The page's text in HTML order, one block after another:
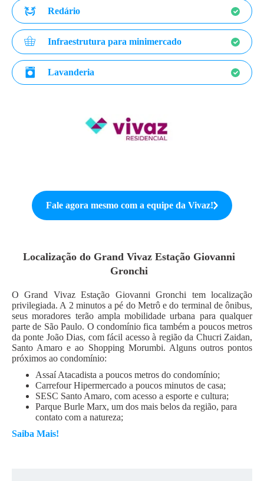
Redário
Infraestrutura para minimercado
Lavanderia
Fale agora mesmo com a equipe da Vivaz!
Localização do Grand Vivaz Estação Giovanni
Gronchi
O Grand Vivaz Estação Giovanni Gronchi tem localização
privilegiada. A 2 minutos a pé do Metrô e do terminal de ônibus,
seus moradores terão ampla mobilidade urbana para qualquer
parte de São Paulo. O condomínio fica também a poucos metros
da ponte João Dias, com fácil acesso à região da Chucri Zaidan,
Santo Amaro e ao Shopping Morumbi. Alguns outros pontos
próximos ao condomínio:
Assaí Atacadista a poucos metros do condomínio;
Carrefour Hipermercado a poucos minutos de casa;
SESC Santo Amaro, com acesso a esporte e cultura;
Parque Burle Marx, um dos mais belos da região, para
contato com a natureza;
Saiba Mais!